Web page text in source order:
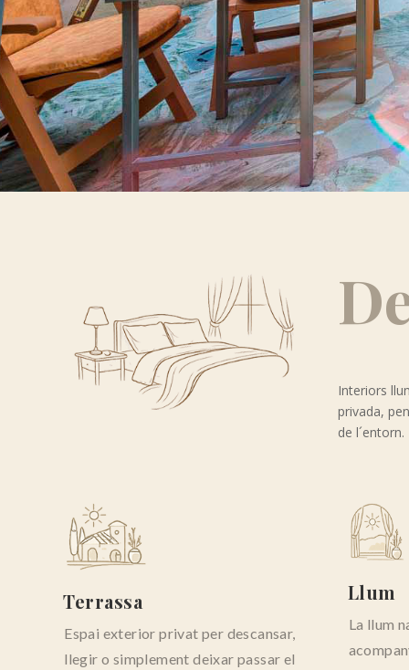
Interiors
privada,
de l´entorn.
Terrassa
Espai exterior privat per descansar,
llegir o simplement deixar passar el
Llum
La llum